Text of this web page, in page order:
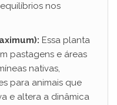
nos
Essa planta
pastagens e áreas
nativas,
para animais que
e altera a dinâmica